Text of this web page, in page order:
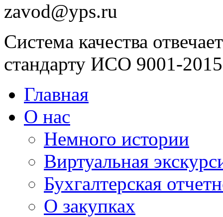
zavod@yps.ru
Система качества отвечает
стандарту ИСО 9001-2015
Главная
О нас
Немного истории
Виртуальная
Бухгалтерская
О закупках